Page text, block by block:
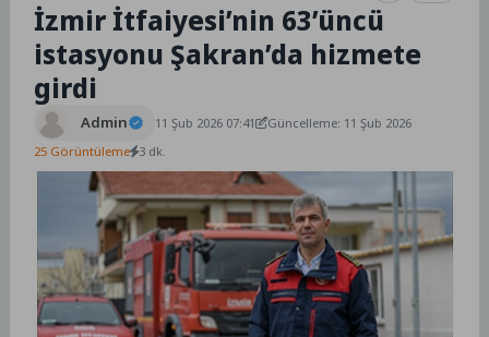
İzmir İtfaiyesi’nin 63’üncü
istasyonu Şakran’da hizmete
girdi
Admin 11 Şub 2026 07:41
Güncelleme: 11 Şub 2026
25 Görüntüleme 3 dk.